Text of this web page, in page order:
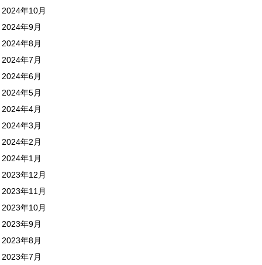
2024年10月
2024年9月
2024年8月
2024年7月
2024年6月
2024年5月
2024年4月
2024年3月
2024年2月
2024年1月
2023年12月
2023年11月
2023年10月
2023年9月
2023年8月
2023年7月